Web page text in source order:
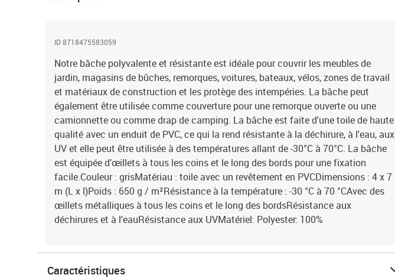
ID 8718475583059
Notre bâche polyvalente et résistante est idéale pour couvrir les meubles de
jardin, magasins de bûches, remorques, voitures, bateaux, vélos, zones de travail
et matériaux de construction et les protège des intempéries. La bâche peut
également être utilisée comme couverture pour une remorque ouverte ou une
camionnette ou comme drap de camping. La bâche est faite d'une toile de haute
qualité avec un enduit de PVC, ce qui la rend résistante à la déchirure, à l'eau, aux
UV et elle peut être utilisée à des températures allant de -30°C à 70°C. La bâche
est équipée d’œillets à tous les coins et le long des bords pour une fixation
facile.Couleur : grisMatériau : toile avec un revêtement en PVCDimensions : 4 x 7
m (L x l)Poids : 650 g / m²Résistance à la température : -30 °C à 70 °CAvec des
œillets métalliques à tous les coins et le long des bordsRésistance aux
déchirures et à l'eauRésistance aux UVMatériel: Polyester: 100%
Caractéristiques